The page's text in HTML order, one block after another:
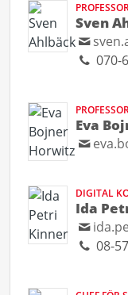
Sven
070-
Eva
DIGITAL
Ida
08-